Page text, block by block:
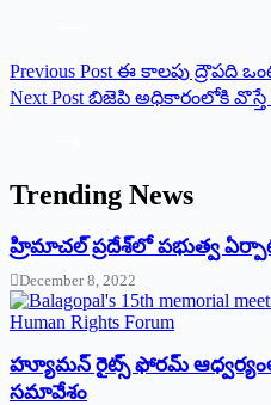
Previous Post ఈ కాలపు ద్రౌపది
Next Post బిజెపి అధికారంలోకి వొస్తే
Trending News
‌హ్రిమాచల్‌ ‌ప్రదేశ్‌లో పభుత్వ
December 8, 2022
హ్యూమన్‌ రైట్స్‌ ఫోరమ్‌
సమావేశం